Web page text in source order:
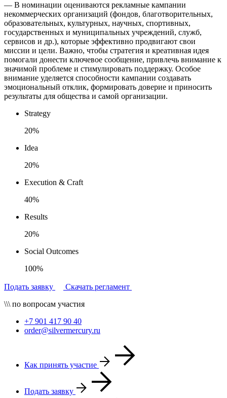
— В номинации оцениваются рекламные кампании
некоммерческих организаций (фондов, благотворительных,
образовательных, культурных, научных, спортивных,
государственных и муниципальных учреждений, служб,
сервисов и др.), которые эффективно продвигают свои
миссии и цели. Важно, чтобы стратегия и креативная идея
помогали донести ключевое сообщение, привлечь внимание к
значимой проблеме и стимулировать поддержку. Особое
внимание уделяется способности кампании создавать
эмоциональный отклик, формировать доверие и приносить
результаты для общества и самой организации.
Strategy
20%
Idea
20%
Execution & Craft
40%
Results
20%
Social Outcomes
100%
Подать заявку
Скачать регламент
\\\ по вопросам участия
+7 901 417 90 40
order@silvermercury.ru
Как принять участие
Подать заявку